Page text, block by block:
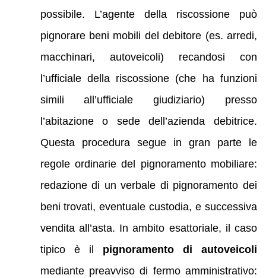
possibile. L’agente della riscossione può
pignorare beni mobili del debitore (es. arredi,
macchinari, autoveicoli) recandosi con
l’ufficiale della riscossione (che ha funzioni
simili all’ufficiale giudiziario) presso
l’abitazione o sede dell’azienda debitrice.
Questa procedura segue in gran parte le
regole ordinarie del pignoramento mobiliare:
redazione di un verbale di pignoramento dei
beni trovati, eventuale custodia, e successiva
vendita all’asta. In ambito esattoriale, il caso
tipico è il pignoramento di autoveicoli
mediante preavviso di fermo amministrativo: